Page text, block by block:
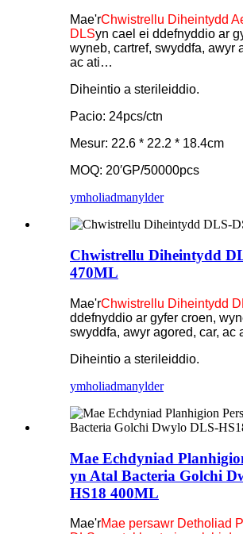
Mae'rChwistrellu Diheintydd
DLSyn cael ei ddefnyddio ar
wyneb, cartref, swyddfa, awyr
ac ati…
Diheintio a sterileiddio.
Pacio: 24pcs/ctn
Mesur: 22.6 * 22.2 * 18.4cm
MOQ: 20′GP/50000pcs
ymholiadmanylder
Chwistrellu Diheintydd
470ML
Mae'rChwistrellu Diheintydd
ddefnyddio ar gyfer croen,
swyddfa, awyr agored, car, ac
Diheintio a sterileiddio.
ymholiadmanylder
Mae Echdyniad
yn Atal Bacteria Golchi
HS18 400ML
Mae'rMae persawr Detholiad